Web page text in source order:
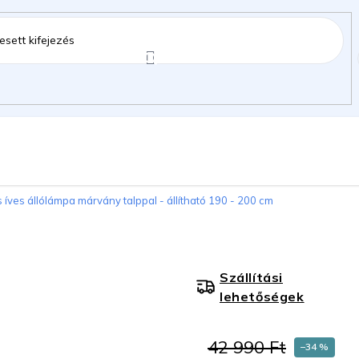
íves állólámpa márvány talppal - állítható 190 - 200 cm
42 990 Ft –34 %
Szállítási
lehetőségek